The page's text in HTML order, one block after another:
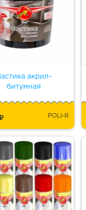
акрил-
битумная
POLI-R